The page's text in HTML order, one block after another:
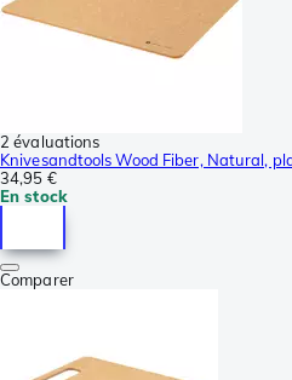
2 évaluations
Knivesandtools Wood Fiber, Natural,
34,95 €
En stock
Comparer